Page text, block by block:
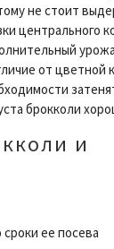
не стоит
центрального
от цветной
брокколи
и
ее посева